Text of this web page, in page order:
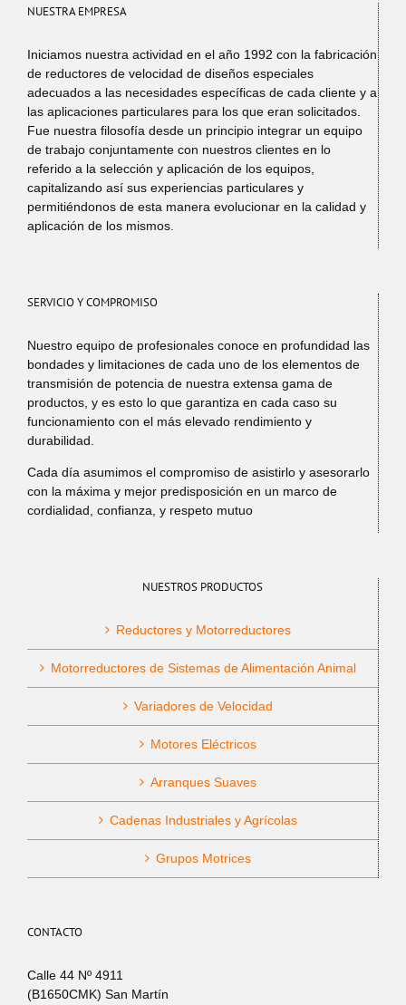
NUESTRA EMPRESA
Iniciamos nuestra actividad en el año 1992 con la fabricación
de reductores de velocidad de diseños especiales
adecuados a las necesidades específicas de cada cliente y a
las aplicaciones particulares para los que eran solicitados.
Fue nuestra filosofía desde un principio integrar un equipo
de trabajo conjuntamente con nuestros clientes en lo
referido a la selección y aplicación de los equipos,
capitalizando así sus experiencias particulares y
permitiéndonos de esta manera evolucionar en la calidad y
aplicación de los mismos.
SERVICIO Y COMPROMISO
Nuestro equipo de profesionales conoce en profundidad las
bondades y limitaciones de cada uno de los elementos de
transmisión de potencia de nuestra extensa gama de
productos, y es esto lo que garantiza en cada caso su
funcionamiento con el más elevado rendimiento y
durabilidad.
Cada día asumimos el compromiso de asistirlo y asesorarlo
con la máxima y mejor predisposición en un marco de
cordialidad, confianza, y respeto mutuo
NUESTROS PRODUCTOS
Reductores y Motorreductores
Motorreductores de Sistemas de Alimentación Animal
Variadores de Velocidad
Motores Eléctricos
Arranques Suaves
Cadenas Industriales y Agrícolas
Grupos Motrices
CONTACTO
Calle 44 Nº 4911
(B1650CMK) San Martín